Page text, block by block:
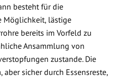
besteht für die
Möglichkeit, lästige
bereits im Vorfeld zu
Ansammlung von
zustande. Die
sicher durch Essensreste,